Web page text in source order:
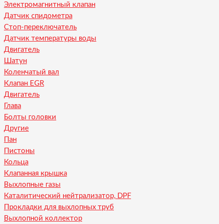
Электромагнитный клапан
Датчик спидометра
Стоп-переключатель
Датчик температуры воды
Двигатель
Шатун
Коленчатый вал
Клапан EGR
Двигатель
Глава
Болты головки
Другие
Пан
Пистоны
Кольца
Клапанная крышка
Выхлопные газы
Каталитический нейтрализатор, DPF
Прокладки для выхлопных труб
Выхлопной коллектор